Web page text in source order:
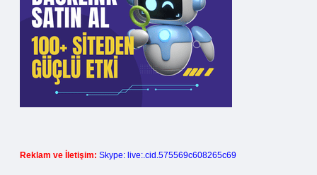
Reklam ve İletişim: Skype: live:.cid.575569c608265c69